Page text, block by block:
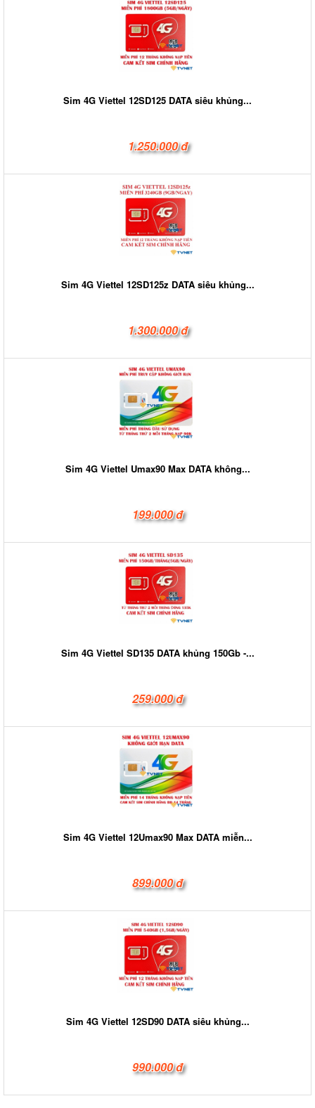
Sim 4G Viettel 12SD125 DATA siêu khủng...
1.250.000 đ
Sim 4G Viettel 12SD125z DATA siêu khủng...
1.300.000 đ
Sim 4G Viettel Umax90 Max DATA không...
199.000 đ
Sim 4G Viettel SD135 DATA khủng 150Gb -...
259.000 đ
Sim 4G Viettel 12Umax90 Max DATA miễn...
899.000 đ
Sim 4G Viettel 12SD90 DATA siêu khủng...
990.000 đ